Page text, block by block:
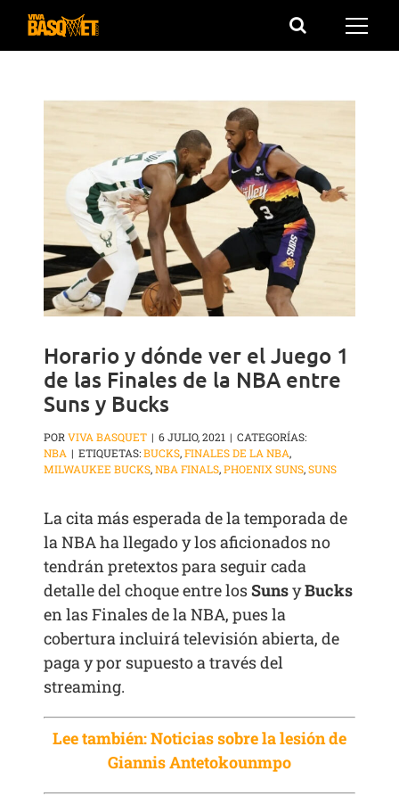
Saltar
Horario y dónde ver el Juego 1
de las Finales de la NBA entre
Suns y Bucks
PORVIVA BASQUET | 6 JULIO, 2021 | CATEGORÍAS:
NBA | ETIQUETAS:BUCKS,FINALES DE LA NBA,
MILWAUKEE BUCKS,NBA FINALS,PHOENIX SUNS,SUNS
La cita más esperada de la temporada de
la NBA ha llegado y los aficionados no
tendrán pretextos para seguir cada
detalle del choque entre losSunsyBucks
en las Finales de la NBA, pues la
cobertura incluirá televisión abierta, de
paga y por supuesto a través del
streaming.
Lee también: Noticias sobre la lesión de
Giannis Antetokounmpo